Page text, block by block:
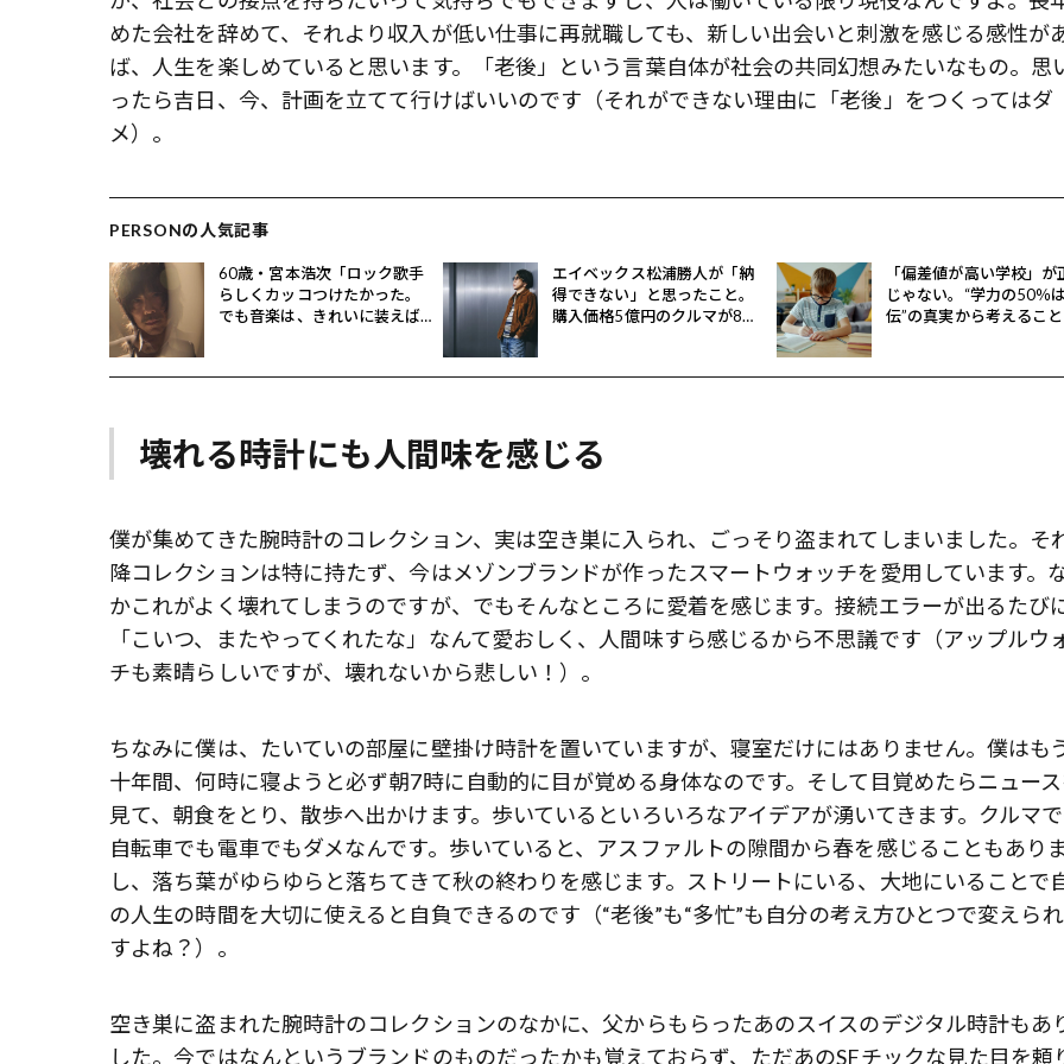
めた会社を辞めて、それより収入が低い仕事に再就職しても、新しい出会いと刺激を感じる感性が
ば、人生を楽しめていると思います。「老後」という言葉自体が社会の共同幻想みたいなもの。思
ったら吉日、今、計画を立てて行けばいいのです（それができない理由に「老後」をつくってはダ
メ）。
PERSONの人気記事
60歳・宮本浩次「ロック歌手
らしくカッコつけたかった。
でも音楽は、きれいに装えば
エイベックス松浦勝人が「納
得できない」と思ったこと。
購入価格5億円のクルマが8億
「偏差値が高い学校」が
じゃない。“学力の50％
伝”の真実から考えること
壊れる時計にも人間味を感じる
僕が集めてきた腕時計のコレクション、実は空き巣に入られ、ごっそり盗まれてしまいました。そ
降コレクションは特に持たず、今はメゾンブランドが作ったスマートウォッチを愛用しています。
かこれがよく壊れてしまうのですが、でもそんなところに愛着を感じます。接続エラーが出るたび
「こいつ、またやってくれたな」なんて愛おしく、人間味すら感じるから不思議です（アップルウ
チも素晴らしいですが、壊れないから悲しい！）。
ちなみに僕は、たいていの部屋に壁掛け時計を置いていますが、寝室だけにはありません。僕はも
十年間、何時に寝ようと必ず朝7時に自動的に目が覚める身体なのです。そして目覚めたらニュース
見て、朝食をとり、散歩へ出かけます。歩いているといろいろなアイデアが湧いてきます。クルマ
自転車でも電車でもダメなんです。歩いていると、アスファルトの隙間から春を感じることもあり
し、落ち葉がゆらゆらと落ちてきて秋の終わりを感じます。ストリートにいる、大地にいることで
の人生の時間を大切に使えると自負できるのです（“老後”も“多忙”も自分の考え方ひとつで変えら
すよね？）。
空き巣に盗まれた腕時計のコレクションのなかに、父からもらったあのスイスのデジタル時計もあ
した。今ではなんというブランドのものだったかも覚えておらず、ただあのSFチックな見た目を頼